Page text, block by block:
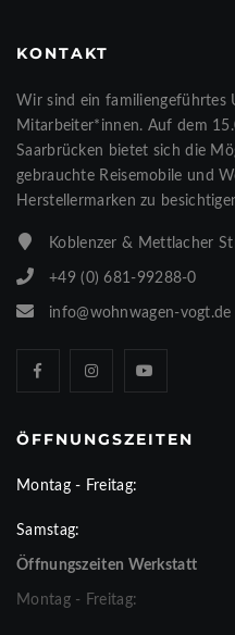
KONTAKT
Wir sind ein familiengeführtes
Mitarbeiter*innen. Auf dem
Saarbrücken bietet sich die
gebrauchte Reisemobile und
Herstellermarken zu
Koblenzer & Mettlacher
+49 (0) 681-99288-0
info@wohnwagen-vogt.de
ÖFFNUNGSZEITEN
Montag - Freitag:
Samstag:
Öffnungszeiten Werkstatt
Montag - Freitag: